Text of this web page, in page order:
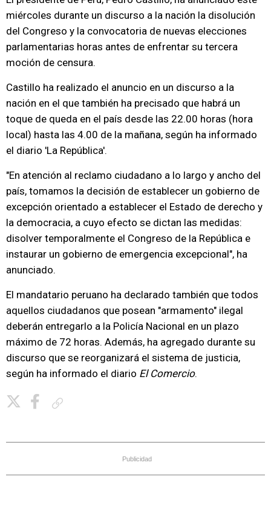
miércoles durante un discurso a la nación la disolución
del Congreso y la convocatoria de nuevas elecciones
parlamentarias horas antes de enfrentar su tercera
moción de censura.
Castillo ha realizado el anuncio en un discurso a la
nación en el que también ha precisado que habrá un
toque de queda en el país desde las 22.00 horas (hora
local) hasta las 4.00 de la mañana, según ha informado
el diario 'La República'.
"En atención al reclamo ciudadano a lo largo y ancho del
país, tomamos la decisión de establecer un gobierno de
excepción orientado a establecer el Estado de derecho y
la democracia, a cuyo efecto se dictan las medidas:
disolver temporalmente el Congreso de la República e
instaurar un gobierno de emergencia excepcional", ha
anunciado.
El mandatario peruano ha declarado también que todos
aquellos ciudadanos que posean "armamento" ilegal
deberán entregarlo a la Policía Nacional en un plazo
máximo de 72 horas. Además, ha agregado durante su
discurso que se reorganizará el sistema de justicia,
según ha informado el diario El Comercio.
Publicidad